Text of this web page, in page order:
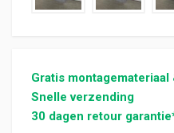
Gratis
Snelle verzending
30 dagen retour